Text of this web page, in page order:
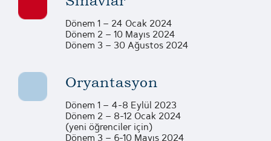
Dönem 1 – 24 Ocak 2024
Dönem 2 – 10 Mayıs 2024
Dönem 3 – 30 Ağustos 2024
Oryantasyon
Dönem 1 – 4-8 Eylül 2023
Dönem 2 – 8-12 Ocak 2024
(yeni öğrenciler için)
Dönem 3 – 6-10 Mayıs 2024